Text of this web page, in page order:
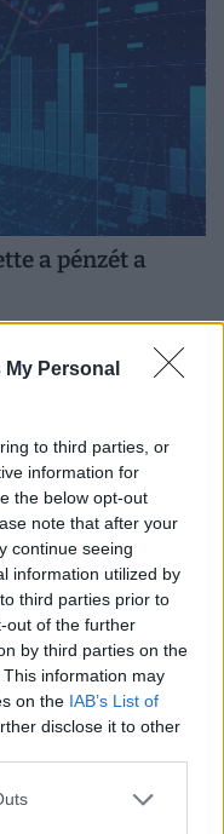
Personal
to third parties, or
information for
the below opt-out
note that after your
continue seeing
information utilized by
third parties prior to
out of the further
by third parties on the
This information may
on the IAB’s List of
disclose it to other
a pénzét a
forint volt, a
csökkentek az előző
fel az élelmes
a pénzt, de
a teljes